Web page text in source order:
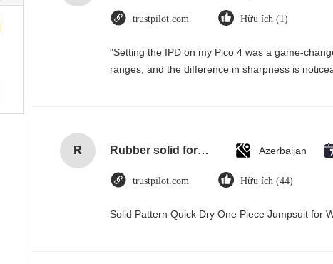
trustpilot.com Hữu ích (1)
"Setting the IPD on my Pico 4 was a game-
ranges, and the difference in sharpness is
R Rubber solid forklift tires For material handling forklift Azerbaijan
trustpilot.com Hữu ích (44)
Solid Pattern Quick Dry One Piece Jumpsuit for